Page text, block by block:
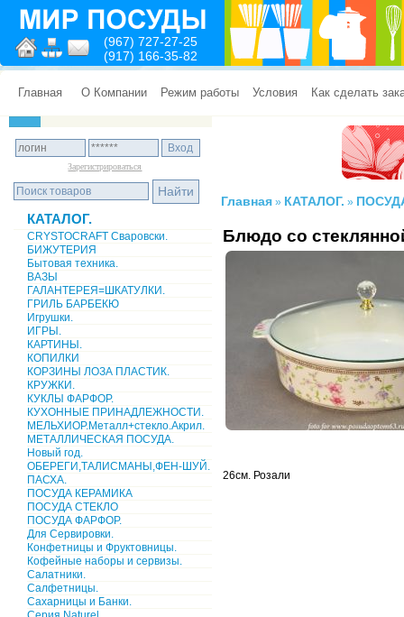
(967) 727-27-25
(917) 166-35-82
Главная О Компании Режим работы Условия Как сделать
Зарегистрироваться
КАТАЛОГ.
CRYSTOCRAFT Сваровски.
БИЖУТЕРИЯ
Бытовая техника.
ВАЗЫ
ГАЛАНТЕРЕЯ=ШКАТУЛКИ.
ГРИЛЬ БАРБЕКЮ
Игрушки.
ИГРЫ.
КАРТИНЫ.
КОПИЛКИ
КОРЗИНЫ ЛОЗА ПЛАСТИК.
КРУЖКИ.
КУКЛЫ ФАРФОР.
КУХОННЫЕ ПРИНАДЛЕЖНОСТИ.
МЕЛЬХИОР.Металл+стекло.Акрил.
МЕТАЛЛИЧЕСКАЯ ПОСУДА.
Новый год.
ОБЕРЕГИ,ТАЛИСМАНЫ,ФЕН-ШУЙ.
ПАСХА.
ПОСУДА КЕРАМИКА
ПОСУДА СТЕКЛО
ПОСУДА ФАРФОР.
Для Сервировки.
Конфетницы и Фруктовницы.
Кофейные наборы и сервизы.
Салатники.
Салфетницы.
Сахарницы и Банки.
Главная » КАТАЛОГ. »
Блюдо со
26см. Розали